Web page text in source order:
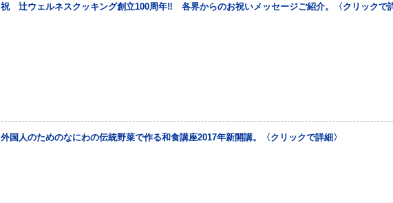
祝 辻ウェルネスクッキング創立100周年‼ 各界からのお祝いメッセージご紹介。〈クリックで
外国人のためのなにわの伝統野菜で作る和食講座2017年新開講。〈クリックで詳細〉